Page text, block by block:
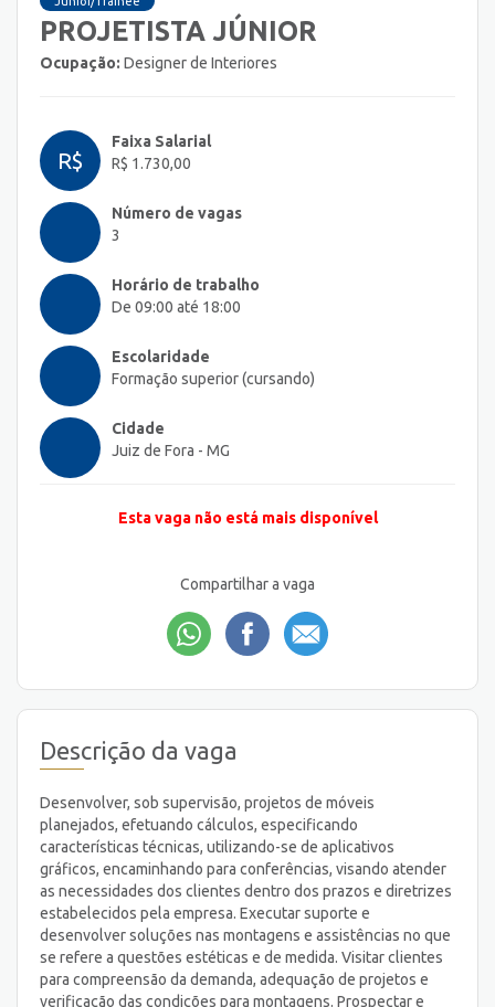
PROJETISTA JÚNIOR
Ocupação: Designer de Interiores
R$
Faixa Salarial
R$ 1.730,00
Número de vagas
3
Horário de trabalho
De 09:00 até 18:00
Escolaridade
Formação superior (cursando)
Cidade
Juiz de Fora - MG
Esta vaga não está mais disponível
Compartilhar a vaga
Descrição da vaga
Desenvolver, sob supervisão, projetos de móveis
planejados, efetuando cálculos, especificando
características técnicas, utilizando-se de aplicativos
gráficos, encaminhando para conferências, visando atender
as necessidades dos clientes dentro dos prazos e diretrizes
estabelecidos pela empresa. Executar suporte e
desenvolver soluções nas montagens e assistências no que
se refere a questões estéticas e de medida. Visitar clientes
para compreensão da demanda, adequação de projetos e
verificação das condições para montagens. Prospectar e